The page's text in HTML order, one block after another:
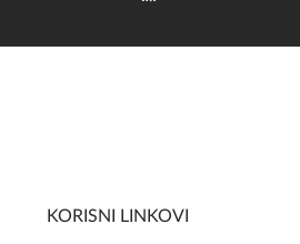
KORISNI LINKOVI